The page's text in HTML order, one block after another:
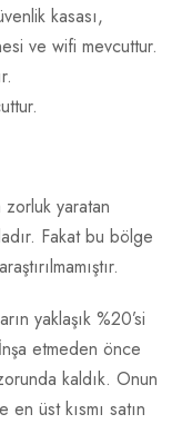
kasası,
ve wifi mevcuttur.
yaratan
Fakat bu bölge
yaklaşık %20’si
etmeden önce
kaldık. Onun
üst kısmı satın